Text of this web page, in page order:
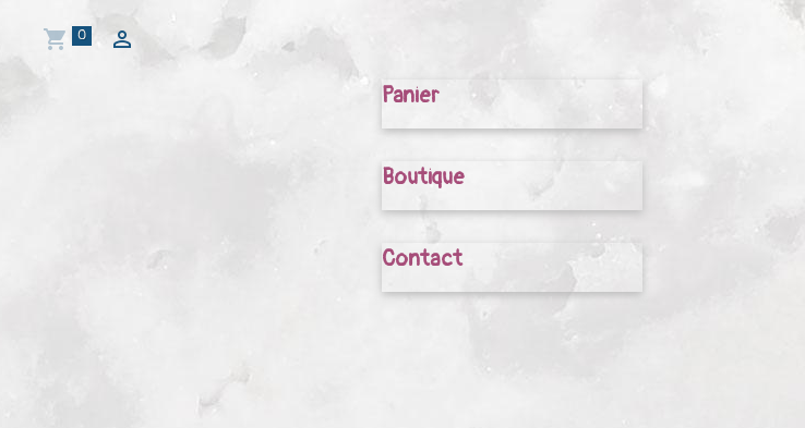
0
Panier
Boutique
Contact